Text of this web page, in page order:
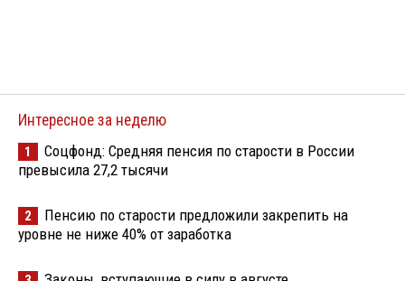
Интересное за неделю
1
Соцфонд: Средняя пенсия по старости в России
превысила 27,2 тысячи
2
Пенсию по старости предложили закрепить на
уровне не ниже 40% от заработка